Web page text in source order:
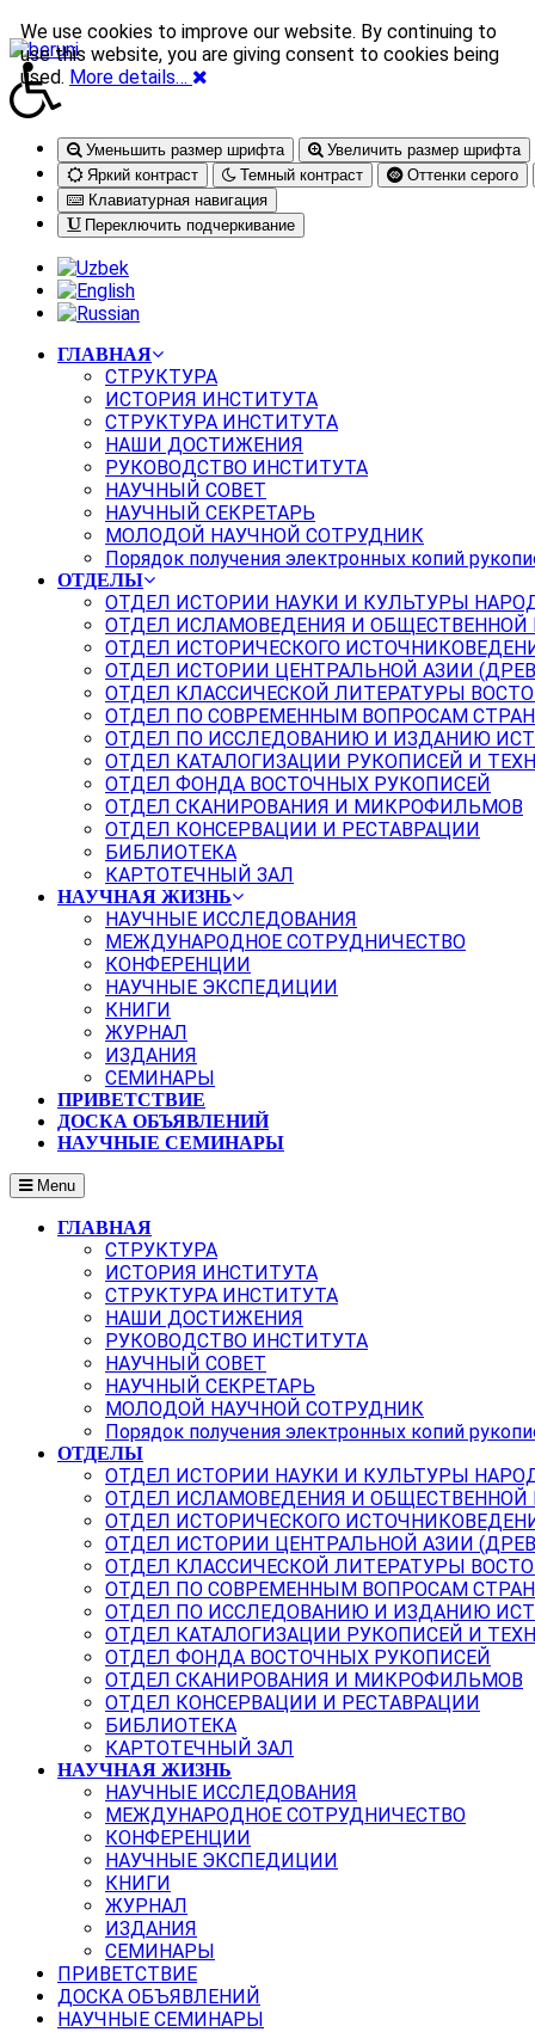
Уменьшить размер шрифта
Увеличить размер шрифта
Яркий контраст
Темный контраст
Оттенки серого
Клавиатурная навигация
Переключить подчеркивание
ГЛАВНАЯ
СТРУКТУРА
ИСТОРИЯ ИНСТИТУТА
СТРУКТУРА ИНСТИТУТА
НАШИ ДОСТИЖЕНИЯ
РУКОВОДСТВО ИНСТИТУТА
НАУЧНЫЙ СОВЕТ
НАУЧНЫЙ СЕКРЕТАРЬ
МОЛОДОЙ НАУЧНОЙ СОТРУДНИК
Порядок получения электронных копий
ОТДЕЛЫ
ОТДЕЛ ИСТОРИИ НАУКИ И КУЛЬТУРЫ
ОТДЕЛ ИСЛАМОВЕДЕНИЯ И
ОТДЕЛ ИСТОРИЧЕСКОГО
ОТДЕЛ ИСТОРИИ ЦЕНТРАЛЬНОЙ АЗИИ
ОТДЕЛ КЛАССИЧЕСКОЙ ЛИТЕРАТУРЫ
ОТДЕЛ ПО СОВРЕМЕННЫМ ВОПРОСАМ
ОТДЕЛ ПО ИССЛЕДОВАНИЮ И ИЗДАНИЮ
ОТДЕЛ КАТАЛОГИЗАЦИИ РУКОПИСЕЙ И
ОТДЕЛ ФОНДА ВОСТОЧНЫХ РУКОПИСЕЙ
ОТДЕЛ СКАНИРОВАНИЯ И МИКРОФИЛЬМОВ
ОТДЕЛ КОНСЕРВАЦИИ И РЕСТАВРАЦИИ
БИБЛИОТЕКА
КАРТОТЕЧНЫЙ ЗАЛ
НАУЧНАЯ ЖИЗНЬ
НАУЧНЫЕ ИССЛЕДОВАНИЯ
МЕЖДУНАРОДНОЕ СОТРУДНИЧЕСТВО
КОНФЕРЕНЦИИ
НАУЧНЫЕ ЭКСПЕДИЦИИ
КНИГИ
ЖУРНАЛ
ИЗДАНИЯ
СЕМИНАРЫ
ПРИВЕТСТВИЕ
ДОСКА ОБЪЯВЛЕНИЙ
НАУЧНЫЕ СЕМИНАРЫ
Menu
ГЛАВНАЯ
СТРУКТУРА
ИСТОРИЯ ИНСТИТУТА
СТРУКТУРА ИНСТИТУТА
НАШИ ДОСТИЖЕНИЯ
РУКОВОДСТВО ИНСТИТУТА
НАУЧНЫЙ СОВЕТ
НАУЧНЫЙ СЕКРЕТАРЬ
МОЛОДОЙ НАУЧНОЙ СОТРУДНИК
Порядок получения электронных копий
ОТДЕЛЫ
ОТДЕЛ ИСТОРИИ НАУКИ И КУЛЬТУРЫ
ОТДЕЛ ИСЛАМОВЕДЕНИЯ И
ОТДЕЛ ИСТОРИЧЕСКОГО
ОТДЕЛ ИСТОРИИ ЦЕНТРАЛЬНОЙ АЗИИ
ОТДЕЛ КЛАССИЧЕСКОЙ ЛИТЕРАТУРЫ
ОТДЕЛ ПО СОВРЕМЕННЫМ ВОПРОСАМ
ОТДЕЛ ПО ИССЛЕДОВАНИЮ И ИЗДАНИЮ
ОТДЕЛ КАТАЛОГИЗАЦИИ РУКОПИСЕЙ И
ОТДЕЛ ФОНДА ВОСТОЧНЫХ РУКОПИСЕЙ
ОТДЕЛ СКАНИРОВАНИЯ И МИКРОФИЛЬМОВ
ОТДЕЛ КОНСЕРВАЦИИ И РЕСТАВРАЦИИ
БИБЛИОТЕКА
КАРТОТЕЧНЫЙ ЗАЛ
НАУЧНАЯ ЖИЗНЬ
НАУЧНЫЕ ИССЛЕДОВАНИЯ
МЕЖДУНАРОДНОЕ СОТРУДНИЧЕСТВО
КОНФЕРЕНЦИИ
НАУЧНЫЕ ЭКСПЕДИЦИИ
КНИГИ
ЖУРНАЛ
ИЗДАНИЯ
СЕМИНАРЫ
ПРИВЕТСТВИЕ
ДОСКА ОБЪЯВЛЕНИЙ
НАУЧНЫЕ СЕМИНАРЫ
We use cookies to improve our website. By continuing to
use this website, you are giving consent to cookies being
used. More details…